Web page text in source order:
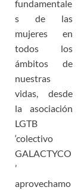
fundamentale
s de las
mujeres en
todos los
ámbitos de
nuestras
vidas, desde
la asociación
LGTB
‘colectivo
GALACTYCO
’
aprovechamo